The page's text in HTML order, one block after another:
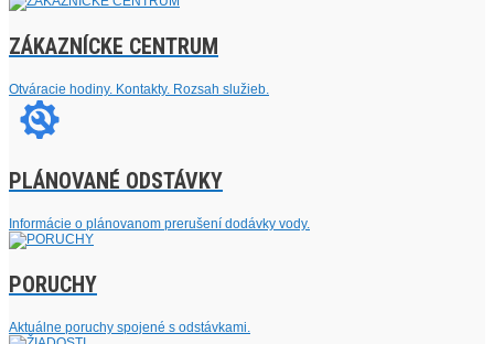
ZÁKAZNÍCKE CENTRUM
Otváracie hodiny. Kontakty. Rozsah služieb.
PLÁNOVANÉ ODSTÁVKY
Informácie o plánovanom prerušení dodávky vody.
PORUCHY
Aktuálne poruchy spojené s odstávkami.